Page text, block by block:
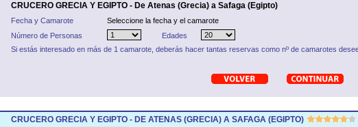
CRUCERO GRECIA Y EGIPTO - De Atenas (Grecia) a Safaga (Egipto)
Fecha y Camarote
Seleccione la fecha y el camarote
Número de Personas
Edades
Si estás interesado en más de 1 camarote, deberás hacer tantas reservas como nº de camarotes
CRUCERO GRECIA Y EGIPTO - DE ATENAS (GRECIA) A SAFAGA (EGIPTO)